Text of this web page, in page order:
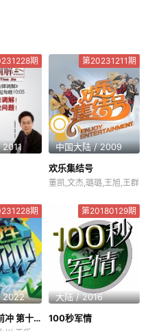
期 第20231211期
中国大陆 / 2009
欢乐集结号
董凯,文杰,璐璐,王旭,王群
期
2022
男生女生向前冲 第十四季
第20180129期
大陆 / 2016
100秒军情